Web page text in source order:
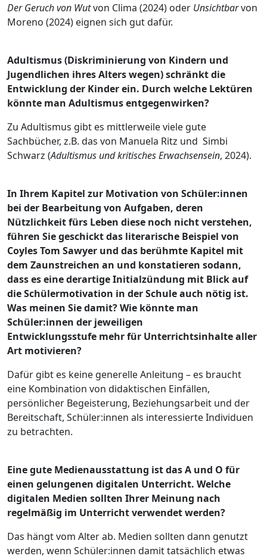
Der Geruchvon Wutvon Clima (2024) oder Unsichtbarvon
Moreno (2024) eignen sich gut dafür.
Adultismus(Diskriminierung von Kindern und
Jugendlichen ihres Alters wegen)schränkt die
Entwicklung der Kinder ein. Durch welche Lektüren
könnte man Adultismus entgegenwirken?
Zu Adultismus gibt es mittlerweile viele gute
Sachbücher, z.B. das von Manuela Ritz und Simbi
Schwarz (Adultismus und kritisches Erwachsensein, 2024).
In Ihrem Kapitel zur Motivation von Schüler:innen
bei der Bearbeitung von Aufgaben, deren
Nützlichkeit fürs Leben diese noch nicht verstehen,
führen Sie geschickt das literarische Beispiel von
Coyles Tom Sawyer und das berühmte Kapitel mit
dem Zaunstreichen an und konstatieren sodann,
dass es eine derartige Initialzündung mit Blick auf
die Schülermotivation in der Schule auch nötig ist.
Was meinen Sie damit? Wie könnte man
Schüler:innen der jeweiligen
Entwicklungsstufe mehr für Unterrichtsinhalte aller
Art motivieren?
Dafür gibt es keine generelle Anleitung – es braucht
eine Kombination von didaktischen Einfällen,
persönlicher Begeisterung, Beziehungsarbeit und der
Bereitschaft, Schüler:innen als interessierte Individuen
zu betrachten.
Eine gute Medienausstattung ist das A und O für
einen gelungenen digitalen Unterricht. Welche
digitalen Medien sollten Ihrer Meinung nach
regelmäßig im Unterricht verwendet werden?
Das hängt vom Alter ab. Medien sollten dann genutzt
werden, wenn Schüler:innen damit tatsächlich etwas